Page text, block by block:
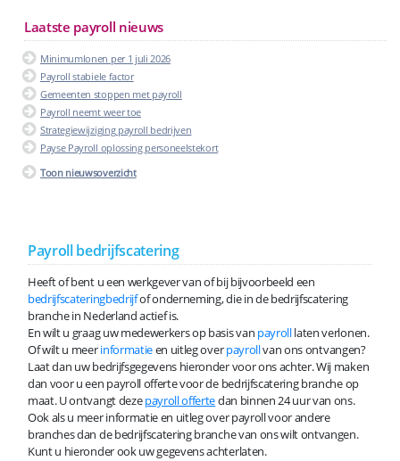
Laatste payroll nieuws
Minimumlonen per 1 juli 2026
Payroll stabiele factor
Gemeenten stoppen met payroll
Payroll neemt weer toe
Strategiewijziging payroll bedrijven
Payse Payroll oplossing personeelstekort
Toon nieuwsoverzicht
Payroll bedrijfscatering
Heeft of bent u een werkgever van of bij bijvoorbeeld een
bedrijfscateringbedrijfof onderneming, die in de bedrijfscatering
branche in Nederland actief is.
En wilt u graag uw medewerkers op basis van payrolllaten verlonen.
Of wilt u meerinformatieen uitleg overpayrollvan ons ontvangen?
Laat dan uw bedrijfsgegevens hieronder voor ons achter. Wij maken
dan voor u een payroll offerte voor de bedrijfscatering branche op
maat. U ontvangt dezepayroll offertedan binnen 24 uur van ons.
Ook als u meer informatie en uitleg over payroll voor andere
branches dan de bedrijfscatering branche van ons wilt ontvangen.
Kunt u hieronder ook uw gegevens achterlaten.